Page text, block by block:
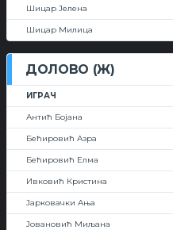
Шицар Јелена
Шицар Милица
ДОЛОВО (Ж)
ИГРАЧ
Антић Бојана
Бећировић Азра
Бећировић Елма
Ивковић Кристина
Јарковачки Ања
Јовановић Миљана